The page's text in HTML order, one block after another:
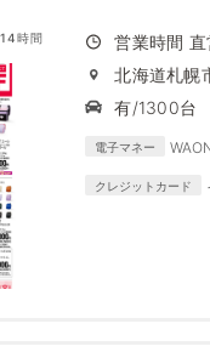
時間
営業時間
場/9:0...
北海道札幌
有/1300台
電子マネー
クレジットカード